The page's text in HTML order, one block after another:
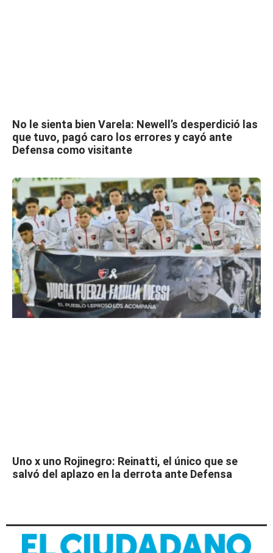
No le sienta bien Varela: Newell’s desperdició las
que tuvo, pagó caro los errores y cayó ante
Defensa como visitante
Uno x uno Rojinegro: Reinatti, el único que se
salvó del aplazo en la derrota ante Defensa